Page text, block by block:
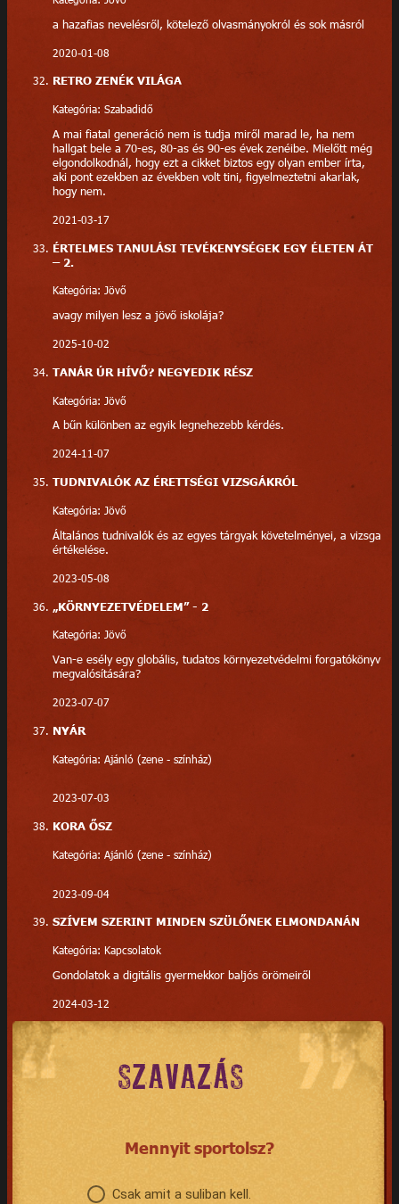
a hazafias nevelésről, kötelező olvasmányokról és sok másról
2020-01-08
RETRO ZENÉK VILÁGA
Kategória: Szabadidő
A mai fiatal generáció nem is tudja miről marad le, ha nem
hallgat bele a 70-es, 80-as és 90-es évek zenéibe. Mielőtt még
elgondolkodnál, hogy ezt a cikket biztos egy olyan ember írta,
aki pont ezekben az években volt tini, figyelmeztetni akarlak,
hogy nem.
2021-03-17
ÉRTELMES TANULÁSI TEVÉKENYSÉGEK EGY ÉLETEN ÁT
– 2.
Kategória: Jövő
avagy milyen lesz a jövő iskolája?
2025-10-02
TANÁR ÚR HÍVŐ? NEGYEDIK RÉSZ
Kategória: Jövő
A bűn különben az egyik legnehezebb kérdés.
2024-11-07
TUDNIVALÓK AZ ÉRETTSÉGI VIZSGÁKRÓL
Kategória: Jövő
Általános tudnivalók és az egyes tárgyak követelményei, a vizsga
értékelése.
2023-05-08
„KÖRNYEZETVÉDELEM” - 2
Kategória: Jövő
Van-e esély egy globális, tudatos környezetvédelmi forgatókönyv
megvalósítására?
2023-07-07
NYÁR
Kategória: Ajánló (zene - színház)
2023-07-03
KORA ŐSZ
Kategória: Ajánló (zene - színház)
2023-09-04
SZÍVEM SZERINT MINDEN SZÜLŐNEK ELMONDANÁN
Kategória: Kapcsolatok
Gondolatok a digitális gyermekkor baljós örömeiről
2024-03-12
SZAVAZÁS
Mennyit sportolsz?
Csak amit a suliban kell.